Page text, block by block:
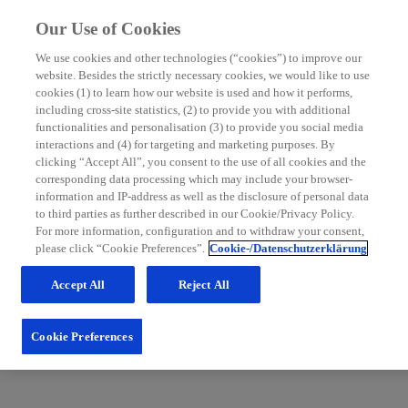
MS Nurse Bereich
Mit grundlegenden Informationen zur Multiplen Sklerose
sowie hilfreichen Tipps für die Patientenbetreuung möchten
wir Sie in Ihrem Praxisalltag unterstützen. Schauen Sie
regelmäßig im MS Nurse Bereich vorbei: Wir erweitern
unsere Inhalte und Services stetig für Sie.
Zum Nurse Bereich
Our Use of Cookies
We use cookies and other technologies (“cookies”) to improve our
website. Besides the strictly necessary cookies, we would like to use
cookies (1) to learn how our website is used and how it performs,
including cross-site statistics, (2) to provide you with additional
functionalities and personalisation (3) to provide you social media
interactions and (4) for targeting and marketing purposes. By
clicking “Accept All”, you consent to the use of all cookies and the
corresponding data processing which may include your browser-
information and IP-address as well as the disclosure of personal data
to third parties as further described in our Cookie/Privacy Policy.
For more information, configuration and to withdraw your consent,
please click “Cookie Preferences”. Cookie-/Datenschutzerklärung
Cookie Preferences
Reject All
Accept All